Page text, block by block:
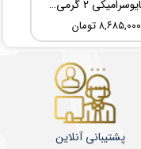
سیلر بایوسرامیکی 2 گرمی Root Dental Medical C-Root SP
۸,۶۸۵,۰۰۰ تومان
پشتیبانی آنلاین